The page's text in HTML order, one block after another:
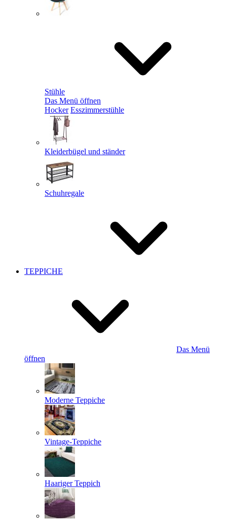
Stühle
Das Menü öffnen
Hocker Esszimmerstühle
Kleiderbügel und ständer
Schuhregale
TEPPICHE
Das Menü
öffnen
Moderne Teppiche
Vintage-Teppiche
Haariger Teppich